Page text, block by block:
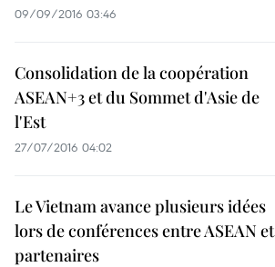
09/09/2016 03:46
Consolidation de la coopération
ASEAN+3 et du Sommet d'Asie de
l'Est
27/07/2016 04:02
Le Vietnam avance plusieurs idées
lors de conférences entre ASEAN et
partenaires